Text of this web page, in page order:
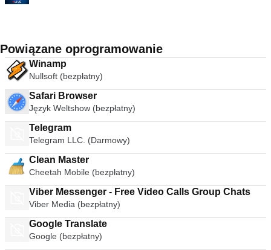
Powiązane oprogramowanie
Winamp
Nullsoft (bezpłatny)
Safari Browser
Język Weltshow (bezpłatny)
Telegram
Telegram LLC. (Darmowy)
Clean Master
Cheetah Mobile (bezpłatny)
Viber Messenger - Free Video Calls Group Chats
Viber Media (bezpłatny)
Google Translate
Google (bezpłatny)